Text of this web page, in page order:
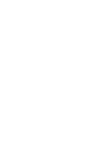
（
引